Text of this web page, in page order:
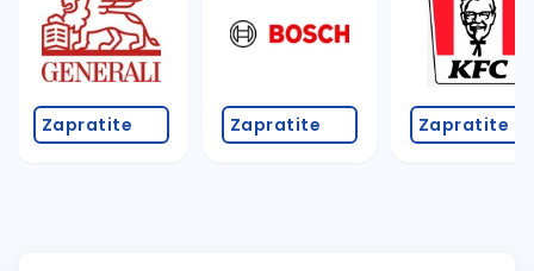
Zapratite Zapratite Zapratite